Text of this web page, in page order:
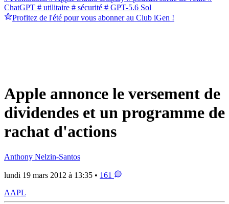
ChatGPT # utilitaire # sécurité # GPT-5.6 Sol
Profitez de l'été pour vous abonner au Club iGen !
Apple annonce le versement de
dividendes et un programme de
rachat d'actions
Anthony Nelzin-Santos
lundi 19 mars 2012 à 13:35 • 161
AAPL